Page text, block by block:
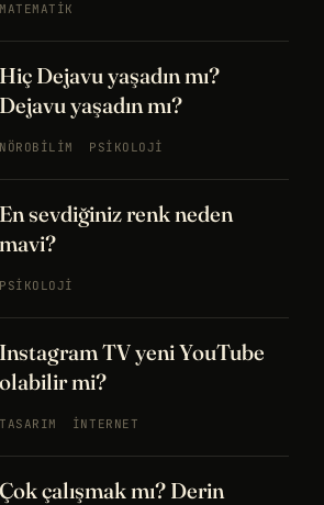
MATEMATIK
Hiç Dejavu yaşadın mı?
Dejavu yaşadın mı?
NÖROBILIM PSIKOLOJI
En sevdiğiniz renk neden
mavi?
PSIKOLOJI
Instagram TV yeni YouTube
olabilir mi?
TASARIM İNTERNET
Çok çalışmak mı? Derin